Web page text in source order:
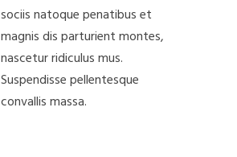
sociis natoque penatibus et
magnis dis parturient montes,
nascetur ridiculus mus.
Suspendisse pellentesque
convallis massa.